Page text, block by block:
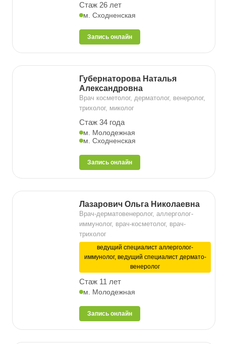
Стаж 26 лет
м. Сходненская
Запись онлайн
Губернаторова Наталья
Александровна
Врач косметолог, дерматолог, венеролог,
трихолог, миколог
Стаж 34 года
м. Молодежная
м. Сходненская
Запись онлайн
Лазарович Ольга Николаевна
Врач-дерматовенеролог, аллерголог-
иммунолог, врач-косметолог, врач-
трихолог
ведущий специалист аллерголог-
иммунолог, ведущий специалист дермато-
венеролог
Стаж 11 лет
м. Молодежная
Запись онлайн